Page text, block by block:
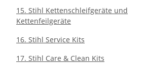
15. Stihl Kettenschleifgeräte und
Kettenfeilgeräte
16. Stihl Service Kits
17. Stihl Care & Clean Kits